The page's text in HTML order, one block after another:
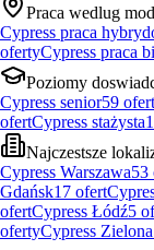
Praca wedlug
Cypress praca
ofertyCypress praca
Poziomy
Cypress senior59 ofert
ofertCypress stażysta1
Najczestsze
Cypress Warszawa53
Gdańsk17 ofert
ofertCypress Łódź5
ofertyCypress